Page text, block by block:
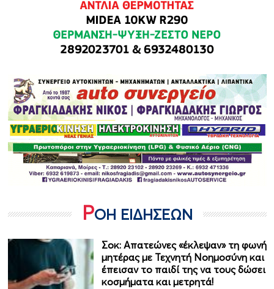
ΡΟΗ ΕΙΔΗΣΕΩΝ
Σοκ: Απατεώνες «έκλεψαν» τη φωνή
μητέρας με Τεχνητή Νοημοσύνη και
έπεισαν το παιδί της να τους δώσει
κοσμήματα και μετρητά!